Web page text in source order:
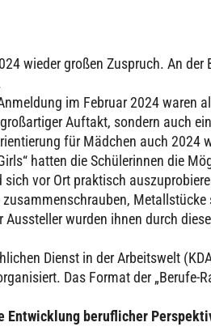
wieder großen Zuspruch. An
im Februar 2024 waren
Auftakt, sondern auch
für Mädchen auch 2024
hatten die Schü­le­rin­nen die
vor Ort prak­tisch
Aus­stel­ler wurden ihnen durch
Dienst in der Arbeits­welt
Das Format der „Berufe-
Ent­wick­lung beruf­li­cher